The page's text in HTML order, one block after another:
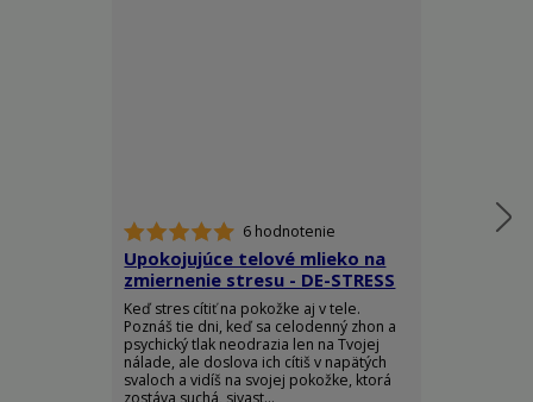
6 hodnotenie
Upokojujúce telové mlieko na
zmiernenie stresu - DE-STRESS
Keď stres cítiť na pokožke aj v tele.
Poznáš tie dni, keď sa celodenný zhon a
psychický tlak neodrazia len na Tvojej
nálade, ale doslova ich cítiš v napätých
svaloch a vidíš na svojej pokožke, ktorá